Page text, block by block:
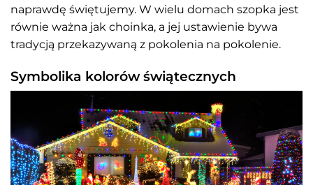
naprawdę świętujemy. W wielu domach szopka jest
równie ważna jak choinka, a jej ustawienie bywa
tradycją przekazywaną z pokolenia na pokolenie.
Symbolika kolorów świątecznych